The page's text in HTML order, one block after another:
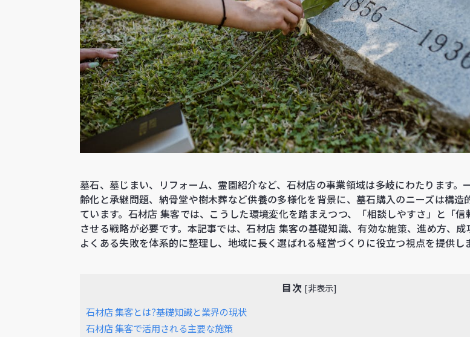
墓石、墓じまい、リフォーム、霊園紹介など、石材店の事業領域は多岐にわたります。
齢化と承継問題、納骨堂や樹木葬など供養の多様化を背景に、墓石購入のニーズは構造
ています。石材店 集客では、こうした環境変化を踏まえつつ、「相談しやすさ」と「
させる戦略が必要です。本記事では、石材店 集客の基礎知識、有効な施策、進め方、成
よくある失敗を体系的に整理し、地域に長く選ばれる経営づくりに役立つ視点を提供し
目次 [非表示]
石材店 集客とは?基礎知識と業界の現状
石材店 集客で活用される主要な施策